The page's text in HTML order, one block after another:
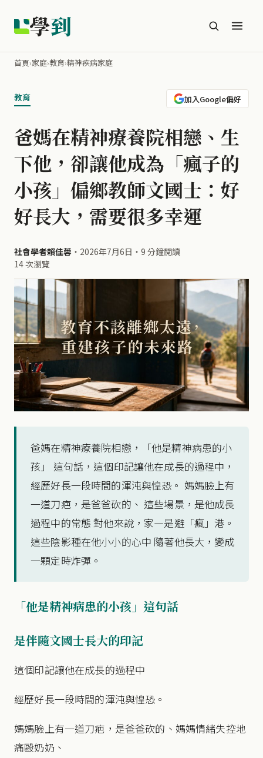
學到
首頁›家庭›教育›精神疾病家庭
教育 加入Google偏好
爸媽在精神療養院相戀、生
下他，卻讓他成為「瘋子的
小孩」偏鄉教師文國士：好
好長大，需要很多幸運
社會學者賴佳蓉 ・ 2026年7月6日 ・ 9 分鐘閱讀
14 次瀏覽
爸媽在精神療養院相戀，「他是精神病患的小
孩」 這句話，這個印記讓他在成長的過程中，
經歷好長一段時間的渾沌與惶恐。 媽媽臉上有
一道刀疤，是爸爸砍的、 這些場景，是他成長
過程中的常態 對他來說，家—是避「瘋」港。
這些陰影種在他小小的心中 隨著他長大，變成
一顆定時炸彈。
「他是精神病患的小孩」這句話
是伴隨文國士長大的印記
這個印記讓他在成長的過程中
經歷好長一段時間的渾沌與惶恐。
媽媽臉上有一道刀疤，是爸爸砍的、媽媽情緒失控地
痛毆奶奶、